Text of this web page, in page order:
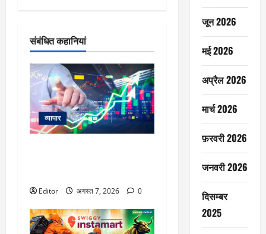
संबंधित कहानियां
व्यापार
Editor अगस्त 7, 2026 0
जून 2026
मई 2026
अप्रैल 2026
मार्च 2026
फ़रवरी 2026
जनवरी 2026
दिसम्बर
2025